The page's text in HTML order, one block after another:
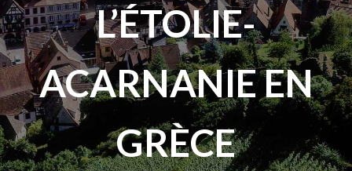
L’ÉTOLIE-
ACARNANIE EN
GRÈCE